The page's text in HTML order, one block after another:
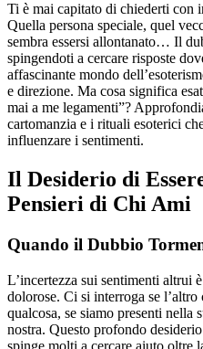
Ti è mai capitato di chiederti con
Quella persona speciale, quel
sembra essersi allontanato… Il
spingendoti a cercare risposte
affascinante mondo
e direzione. Ma cosa significa
mai a me legamenti”?
cartomanzia e i rituali esoterici
influenzare i sentimenti.
Il Desiderio di
Pensieri di Chi Ami
Quando il Dubbio
L’incertezza sui sentimenti altrui
dolorose. Ci si interroga se l’altro
qualcosa, se siamo presenti nella
nostra. Questo profondo
spinge molti a cercare aiuto oltre